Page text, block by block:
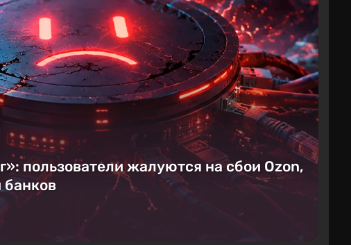
пользователи жалуются на сбои Ozon,
банков